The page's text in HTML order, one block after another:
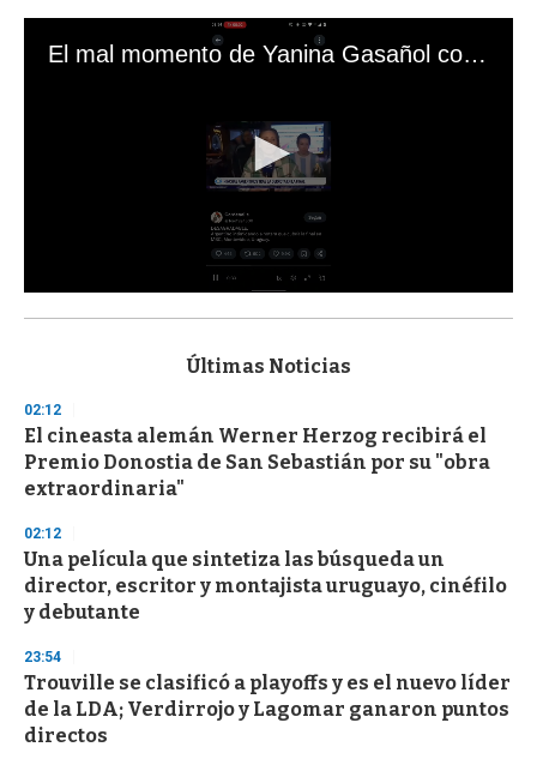
El mal momento de Yanina Gasañol con un hincha argentino en "Subrayado"
s
d
s
o
f
3
s
e
c
o
n
d
s
Últimas Noticias
02:12
El cineasta alemán Werner Herzog recibirá el
Premio Donostia de San Sebastián por su "obra
extraordinaria"
02:12
Una película que sintetiza las búsqueda un
director, escritor y montajista uruguayo, cinéfilo
y debutante
23:54
Trouville se clasificó a playoffs y es el nuevo líder
de la LDA; Verdirrojo y Lagomar ganaron puntos
directos